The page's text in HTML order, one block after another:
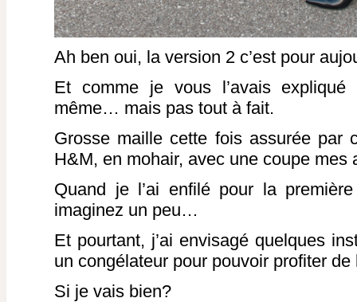
Ah ben oui, la version 2 c’est pour
Et comme je vous l’avais expliqué
même… mais pas tout à fait.
Grosse maille cette fois assurée par
H&M, en mohair, avec une coupe
Quand je l’ai enfilé pour la
imaginez un peu…
Et pourtant, j’ai envisagé quelques
un congélateur pour pouvoir profiter
Si je vais bien?